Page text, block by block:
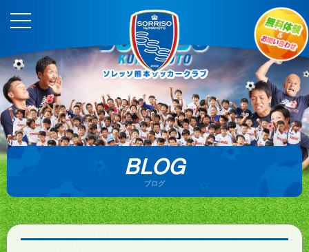
BLOG
ブログ